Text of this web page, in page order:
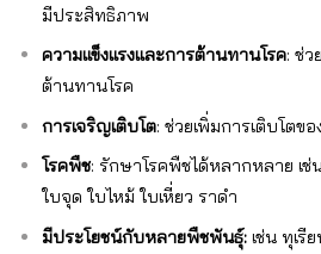
มีประสิทธิภาพ
ความแข็งแรงและการต้านทานโรค: ช่ว
ต้านทานโรค
การเจริญเติบโต: ช่วยเพิ่มการเติบโตข
โรคพืช: รักษาโรคพืชได้หลากหลาย เช่
ใบจุด ใบไหม้ ใบเหี่ยว ราดำ
มีประโยชน์กับหลายพืชพันธุ์: เช่น ทุเรี